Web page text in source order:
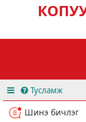
Тусламж
Шинэ бичлэг